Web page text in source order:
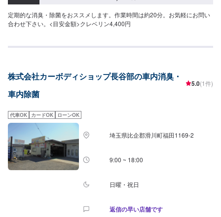
定期的な消臭・除菌をおススメします。作業時間は約20分。お気軽にお問い
合わせ下さい。<目安金額>クレベリン4,400円
株式会社カーボディショップ長谷部の車内消臭・
車内除菌
5.0(1件)
代車OK カードOK ローンOK
埼玉県比企郡滑川町福田1169-2
9:00 ~ 18:00
日曜・祝日
返信の早い店舗です